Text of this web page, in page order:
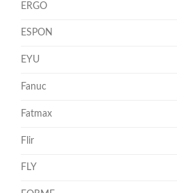
ERGO
ESPON
EYU
Fanuc
Fatmax
Flir
FLY